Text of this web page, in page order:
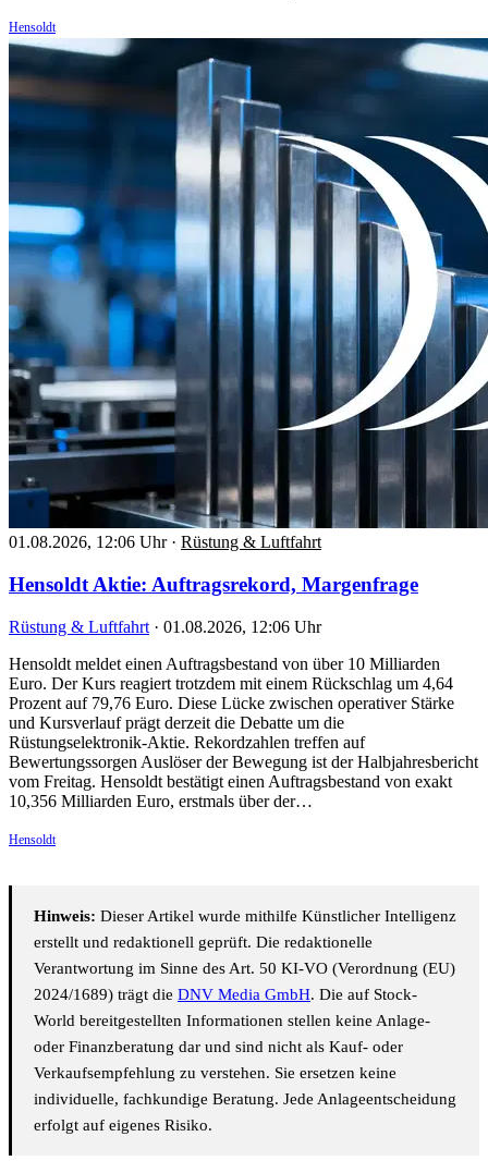
Hensoldt
01.08.2026, 12:06 Uhr · Rüstung & Luftfahrt
Hensoldt Aktie: Auftragsrekord, Margenfrage
Rüstung & Luftfahrt · 01.08.2026, 12:06 Uhr
Hensoldt meldet einen Auftragsbestand von über 10 Milliarden
Euro. Der Kurs reagiert trotzdem mit einem Rückschlag um 4,64
Prozent auf 79,76 Euro. Diese Lücke zwischen operativer Stärke
und Kursverlauf prägt derzeit die Debatte um die
Rüstungselektronik-Aktie. Rekordzahlen treffen auf
Bewertungssorgen Auslöser der Bewegung ist der Halbjahresbericht
vom Freitag. Hensoldt bestätigt einen Auftragsbestand von exakt
10,356 Milliarden Euro, erstmals über der…
Hensoldt
Hinweis: Dieser Artikel wurde mithilfe Künstlicher Intelligenz
erstellt und redaktionell geprüft. Die redaktionelle
Verantwortung im Sinne des Art. 50 KI-VO (Verordnung (EU)
2024/1689) trägt die DNV Media GmbH. Die auf Stock-
World bereitgestellten Informationen stellen keine Anlage-
oder Finanzberatung dar und sind nicht als Kauf- oder
Verkaufsempfehlung zu verstehen. Sie ersetzen keine
individuelle, fachkundige Beratung. Jede Anlageentscheidung
erfolgt auf eigenes Risiko.